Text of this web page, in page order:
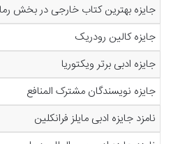
جایزه بهترین کتاب خارجی در بخش
جایزه کالین رودریک
جایزه ادبی برتر ویکتوریا
جایزه نویسندگان مشترک المنافع
نامزد جایزه ادبی مایلز فرانکلین